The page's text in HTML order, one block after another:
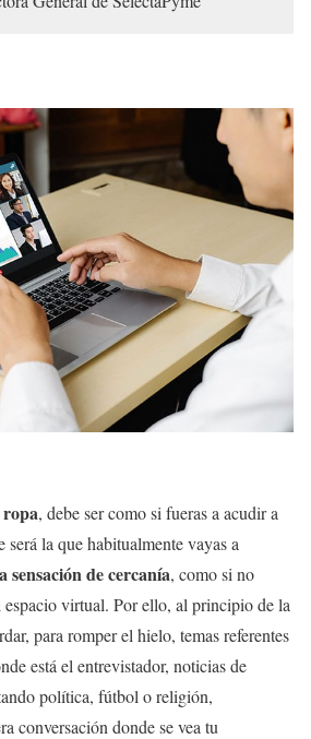
ropa, debe ser como si fueras a acudir a
la que habitualmente vayas a
sensación de cercanía, como si no
espacio virtual. Por ello, al principio de la
para romper el hielo, temas referentes
está el entrevistador, noticias de
política, fútbol o religión,
conversación donde se vea tu